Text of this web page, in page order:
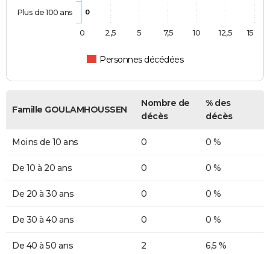
0
Personnes décédées
Plus de 100 ans
0 2,5 5 7,5 10 12,5 15
Famille GOULAMHOUSSEN
Nombre de
décès
% des
décès
Moins de 10 ans 0 0 %
De 10 à 20 ans 0 0 %
De 20 à 30 ans 0 0 %
De 30 à 40 ans 0 0 %
De 40 à 50 ans 2 6,5 %